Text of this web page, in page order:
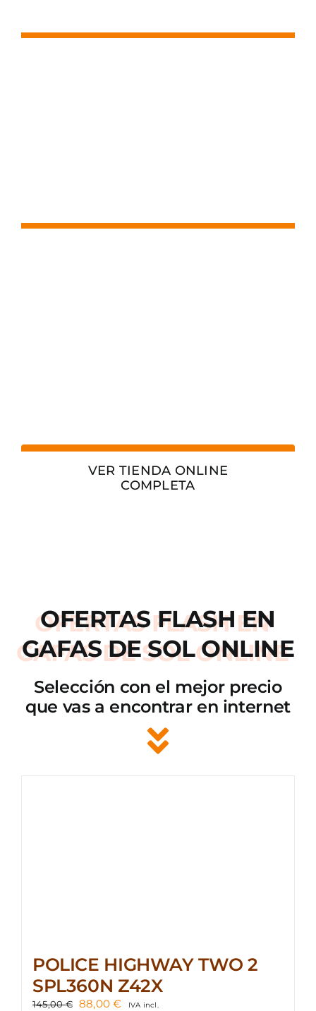
VER TIENDA ONLINE
COMPLETA
OFERTAS FLASH EN
GAFAS DE SOL ONLINE
Selección con el mejor precio
que vas a encontrar en internet
POLICE HIGHWAY TWO 2
SPL360N Z42X
145,00€ El
88,00€ ElIVA incl.